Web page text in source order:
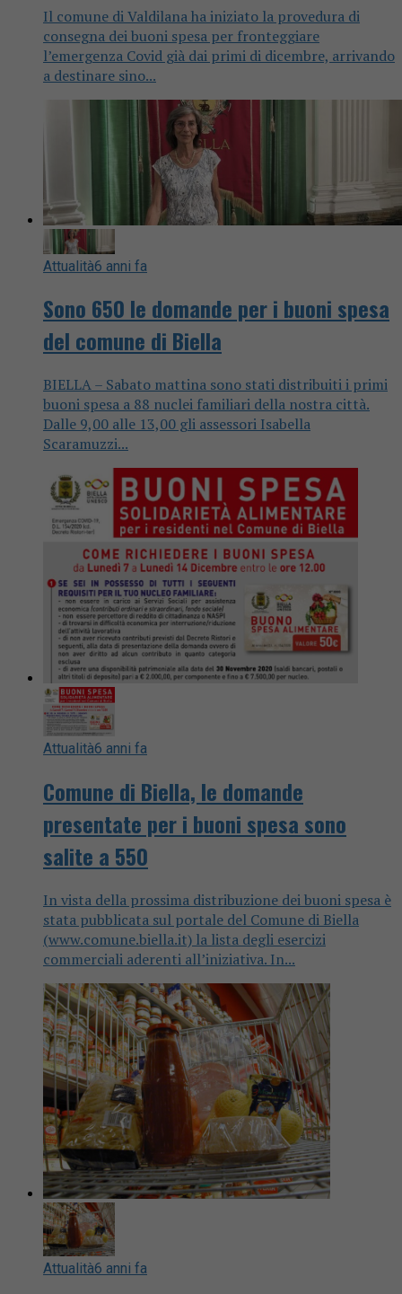
Il comune di Valdilana ha iniziato la provedura di
consegna dei buoni spesa per fronteggiare
l’emergenza Covid già dai primi di dicembre, arrivando
a destinare sino...
Attualità6 anni fa
Sono 650 le domande per i buoni spesa
del comune di Biella
BIELLA – Sabato mattina sono stati distribuiti i primi
buoni spesa a 88 nuclei familiari della nostra città.
Dalle 9,00 alle 13,00 gli assessori Isabella
Scaramuzzi...
Attualità6 anni fa
Comune di Biella, le domande
presentate per i buoni spesa sono
salite a 550
In vista della prossima distribuzione dei buoni spesa è
stata pubblicata sul portale del Comune di Biella
(www.comune.biella.it) la lista degli esercizi
commerciali aderenti all’iniziativa. In...
Attualità6 anni fa